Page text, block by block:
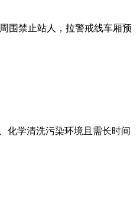
围禁止站人，拉警戒线车厢预
化学清洗污染环境且需长时间